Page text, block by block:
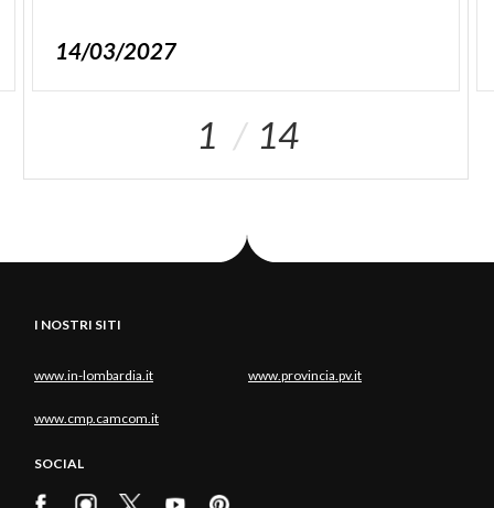
14/03/2027
1 14
I NOSTRI SITI
www.in-lombardia.it www.provincia.pv.it
www.cmp.camcom.it
SOCIAL